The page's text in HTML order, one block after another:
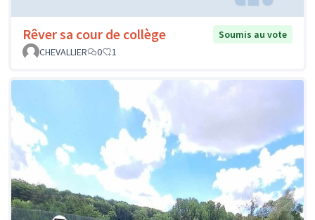
Rêver sa cour de collège
Soumis au vote
CHEVALLIER
0 1